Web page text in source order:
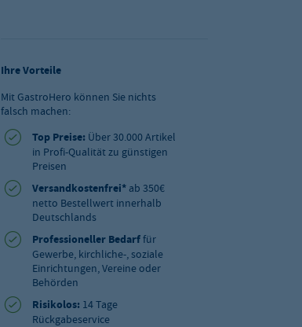
Ihre Vorteile
Mit GastroHero können Sie nichts
falsch machen:
Top Preise: Über 30.000 Artikel
in Profi-Qualität zu günstigen
Preisen
Versandkostenfrei* ab 350€
netto Bestellwert innerhalb
Deutschlands
Professioneller Bedarffür
Gewerbe, kirchliche-, soziale
Einrichtungen, Vereine oder
Behörden
Risikolos: 14 Tage
Rückgabeservice